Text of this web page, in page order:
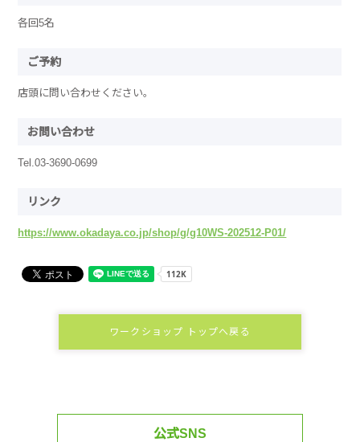
各回5名
ご予約
店頭に問い合わせください。
お問い合わせ
Tel.03-3690-0699
リンク
https://www.okadaya.co.jp/shop/g/g10WS-202512-P01/
ワークショップ トップへ戻る
公式SNS